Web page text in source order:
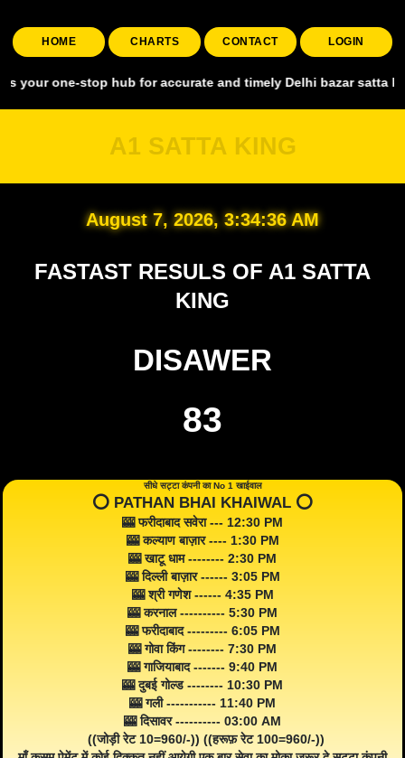
HOME CHARTS CONTACT LOGIN
stop hub for accurate and timely Delhi bazar satta king,
A1 SATTA KING
August 7, 2026, 3:34:37 AM
FASTAST RESULS OF A1 SATTA
KING
DISAWER
83
सीधे सट्टा कंपनी का No 1 खाईवाल
⭕️ PATHAN BHAI KHAIWAL ⭕️
🎰 फरीदाबाद सवेरा --- 12:30 PM
🎰 कल्याण बाज़ार ---- 1:30 PM
🎰 खाटू धाम -------- 2:30 PM
🎰 दिल्ली बाज़ार ------ 3:05 PM
🎰 श्री गणेश ------ 4:35 PM
🎰 करनाल ---------- 5:30 PM
🎰 फरीदाबाद --------- 6:05 PM
🎰 गोवा किंग -------- 7:30 PM
🎰 गाजियाबाद ------- 9:40 PM
🎰 दुबई गोल्ड -------- 10:30 PM
🎰 गली ----------- 11:40 PM
🎰 दिसावर ---------- 03:00 AM
((जोड़ी रेट 10=960/-)) ((हरूफ़ रेट 100=960/-))